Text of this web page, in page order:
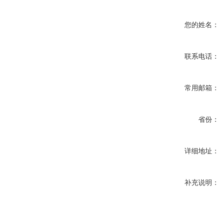
您的姓名：
联系电话：
常用邮箱：
省份：
详细地址：
补充说明：